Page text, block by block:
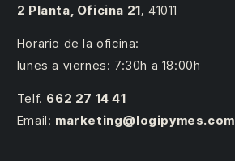
2 Planta, Oficina 21, 41011
Horario de la oficina:
lunes a viernes: 7:30h a 18:00h
Telf. 662 27 14 41
Email: marketing@logipymes.com